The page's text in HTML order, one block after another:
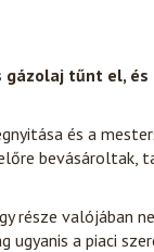
tűnt el,
és a
része valójában
a piaci